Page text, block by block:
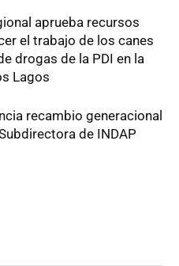
aprueba recursos
el trabajo de los canes
drogas de la PDI en la
Lagos
recambio generacional
de INDAP